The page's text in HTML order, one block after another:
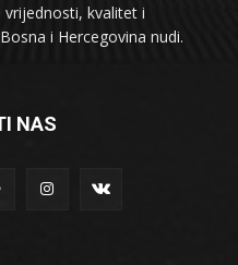
kvalitet i
i Hercegovina nudi.
NAS